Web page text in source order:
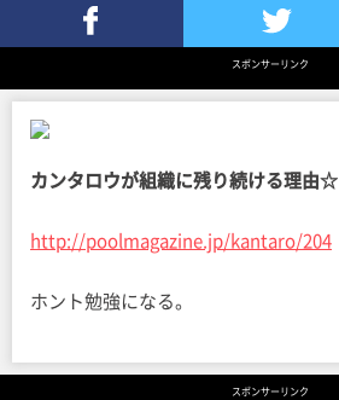
Twitterでツイート
スポンサーリンク
カンタロウが組織に残り続ける理由☆
http://poolmagazine.jp/kantaro/204
ホント勉強になる。
スポンサーリンク